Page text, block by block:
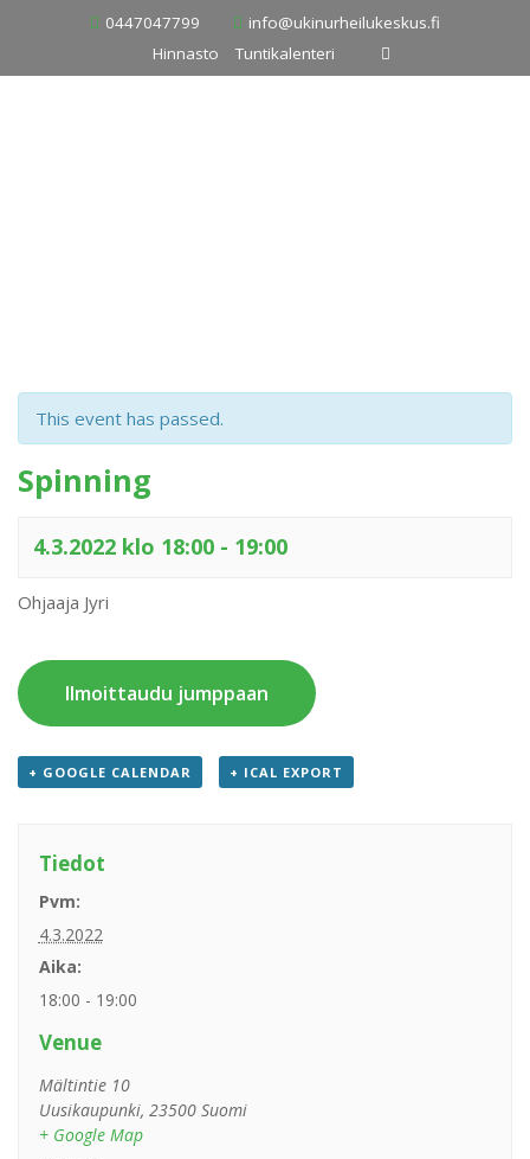
content
0447047799
info@ukinurheilukeskus.fi
Hinnasto
Tuntikalenteri
This event has passed.
Spinning
4.3.2022 klo 18:00 - 19:00
Ohjaaja Jyri
Ilmoittaudu jumppaan
+ GOOGLE CALENDAR + ICAL EXPORT
Tiedot
Pvm:
4.3.2022
Aika:
18:00 - 19:00
Venue
Mältintie 10
Uusikaupunki, 23500 Suomi
+ Google Map